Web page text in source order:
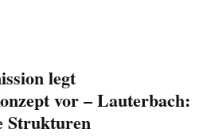
legt
vor – Lauterbach:
Strukturen